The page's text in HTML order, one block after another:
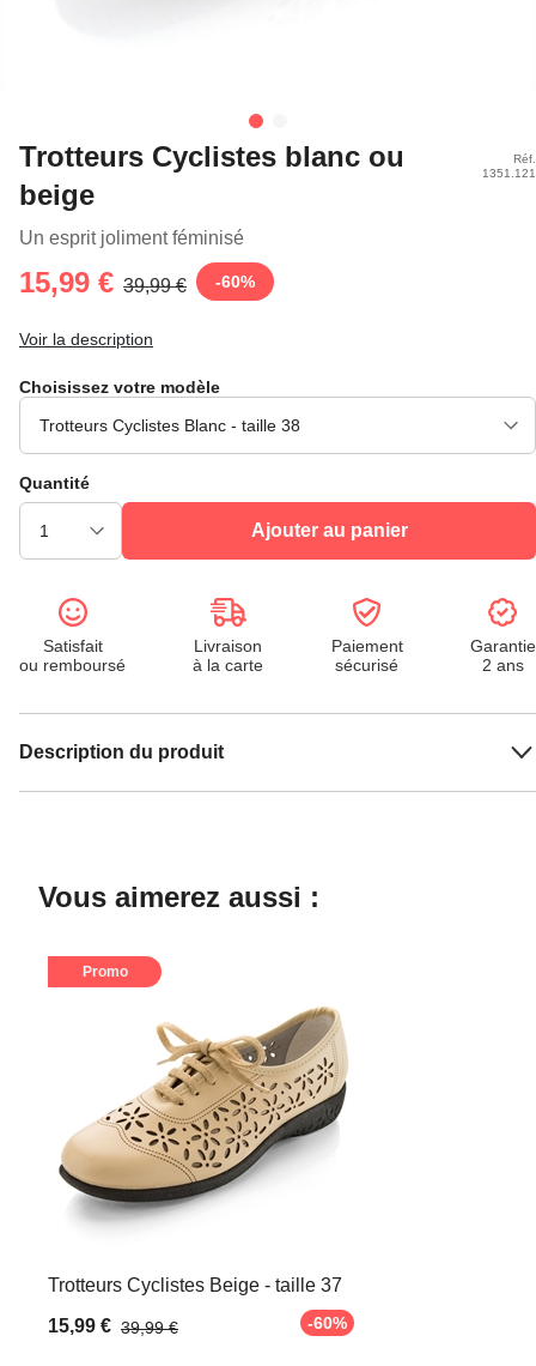
Trotteurs Cyclistes blanc ou
beige
Un esprit joliment féminisé
Réf.
1351.121
15,99 € 39,99 € -60%
Voir la description
Choisissez votre modèle
Quantité
Ajouter au panier
Satisfait
ou remboursé
Livraison
à la carte
Paiement
sécurisé
Garantie
2 ans
Description du produit
Vous aimerez aussi :
Promo
Trotteurs Cyclistes Beige - taille 37
15,99 € 39,99 € -60%